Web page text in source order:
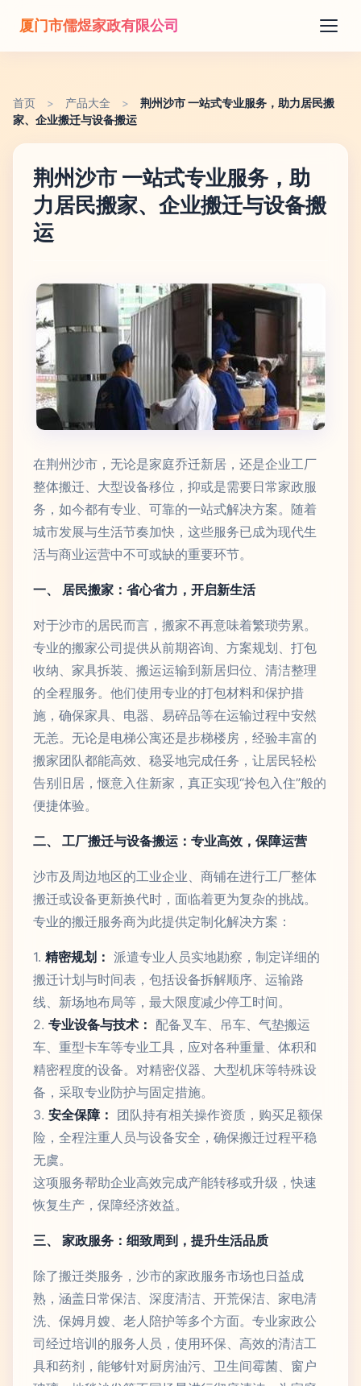
厦门市儒煜家政有限公司
首页 > 产品大全 >
荆州沙市 一站式专业服务，助力居民搬
家、企业搬迁与设备搬运
荆州沙市 一站式专业服务，助
力居民搬家、企业搬迁与设备搬
运
在荆州沙市，无论是家庭乔迁新居，还是企业工厂
整体搬迁、大型设备移位，抑或是需要日常家政服
务，如今都有专业、可靠的一站式解决方案。随着
城市发展与生活节奏加快，这些服务已成为现代生
活与商业运营中不可或缺的重要环节。
一、 居民搬家：省心省力，开启新生活
对于沙市的居民而言，搬家不再意味着繁琐劳累。
专业的搬家公司提供从前期咨询、方案规划、打包
收纳、家具拆装、搬运运输到新居归位、清洁整理
的全程服务。他们使用专业的打包材料和保护措
施，确保家具、电器、易碎品等在运输过程中安然
无恙。无论是电梯公寓还是步梯楼房，经验丰富的
搬家团队都能高效、稳妥地完成任务，让居民轻松
告别旧居，惬意入住新家，真正实现“拎包入住”般的
便捷体验。
二、 工厂搬迁与设备搬运：专业高效，保障运营
沙市及周边地区的工业企业、商铺在进行工厂整体
搬迁或设备更新换代时，面临着更为复杂的挑战。
专业的搬迁服务商为此提供定制化解决方案：
1. 精密规划： 派遣专业人员实地勘察，制定详细的
搬迁计划与时间表，包括设备拆解顺序、运输路
线、新场地布局等，最大限度减少停工时间。
2. 专业设备与技术： 配备叉车、吊车、气垫搬运
车、重型卡车等专业工具，应对各种重量、体积和
精密程度的设备。对精密仪器、大型机床等特殊设
备，采取专业防护与固定措施。
3. 安全保障： 团队持有相关操作资质，购买足额保
险，全程注重人员与设备安全，确保搬迁过程平稳
无虞。
这项服务帮助企业高效完成产能转移或升级，快速
恢复生产，保障经济效益。
三、 家政服务：细致周到，提升生活品质
除了搬迁类服务，沙市的家政服务市场也日益成
熟，涵盖日常保洁、深度清洁、开荒保洁、家电清
洗、保姆月嫂、老人陪护等多个方面。专业家政公
司经过培训的服务人员，使用环保、高效的清洁工
具和药剂，能够针对厨房油污、卫生间霉菌、窗户